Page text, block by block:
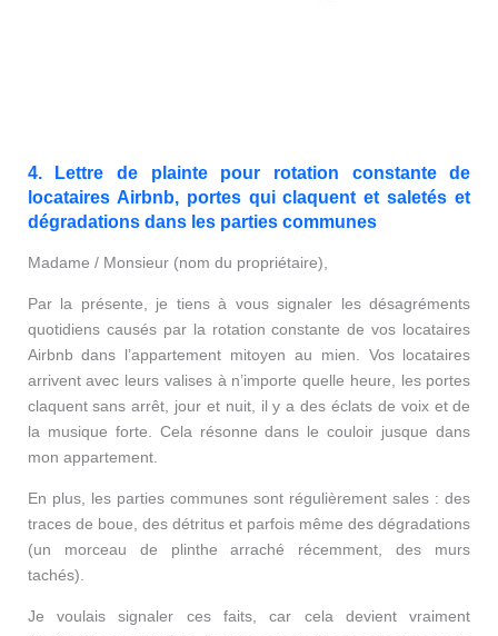
4. Lettre de plainte pour rotation constante de
locataires Airbnb, portes qui claquent et saletés et
dégradations dans les parties communes
Madame / Monsieur (nom du propriétaire),
Par la présente, je tiens à vous signaler les désagréments
quotidiens causés par la rotation constante de vos locataires
Airbnb dans l’appartement mitoyen au mien. Vos locataires
arrivent avec leurs valises à n’importe quelle heure, les portes
claquent sans arrêt, jour et nuit, il y a des éclats de voix et de
la musique forte. Cela résonne dans le couloir jusque dans
mon appartement.
En plus, les parties communes sont régulièrement sales : des
traces de boue, des détritus et parfois même des dégradations
(un morceau de plinthe arraché récemment, des murs
tachés).
Je voulais signaler ces faits, car cela devient vraiment